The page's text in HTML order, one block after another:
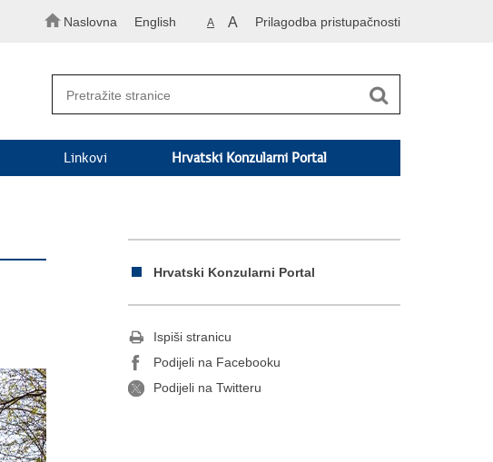
Naslovna English A A Prilagodba pristupačnosti
Linkovi Hrvatski Konzularni Portal
Hrvatski Konzularni Portal
Ispiši stranicu
Podijeli na Facebooku
Podijeli na Twitteru